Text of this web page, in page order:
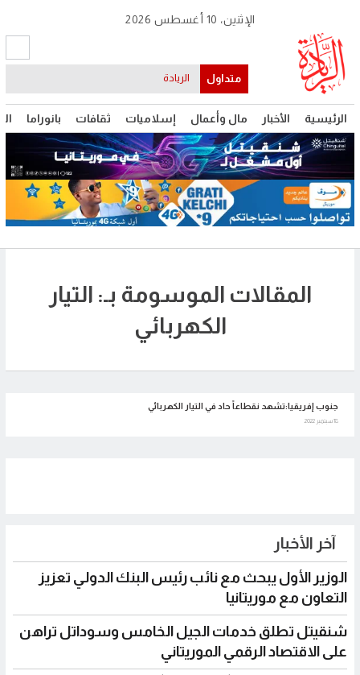
الرئيسية الأخبار مال وأعمال إسلاميات ثقافات بانوراما
الإثنين، 10 أغسطس 2026
متداول الريادة
المقالات الموسومة بـ: التيار
الكهربائي
جنوب إفريقيا:تشهد نقطاعاً حاد في التيار الكهربائي
18 سبتمبر 2022
آخر الأخبار
الوزير الأول يبحث مع نائب رئيس البنك الدولي تعزيز
التعاون مع موريتانيا
شنقيتل تطلق خدمات الجيل الخامس وسوداتل تراهن
على الاقتصاد الرقمي الموريتاني